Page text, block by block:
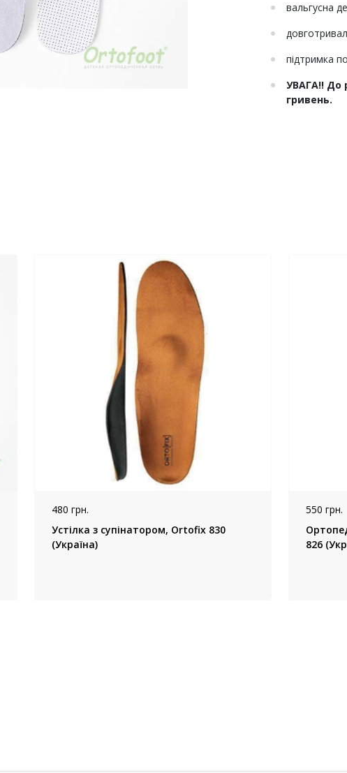
вальгусна
підтримка
УВАГА!! До
гривень.
480 грн.
Устілка з супінатором, Ortofix 830
(Україна)
550 грн.
826